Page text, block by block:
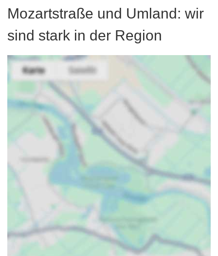
Mozartstraße und Umland: wir
sind stark in der Region